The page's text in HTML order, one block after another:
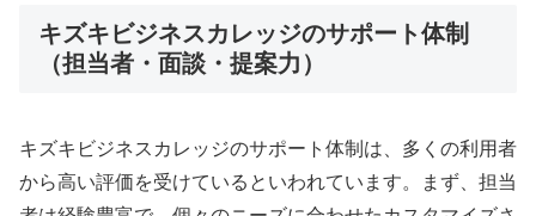
キズキビジネスカレッジのサポート体制
（担当者・面談・提案力）
キズキビジネスカレッジのサポート体制は、多くの利用者
から高い評価を受けているといわれています。まず、担当